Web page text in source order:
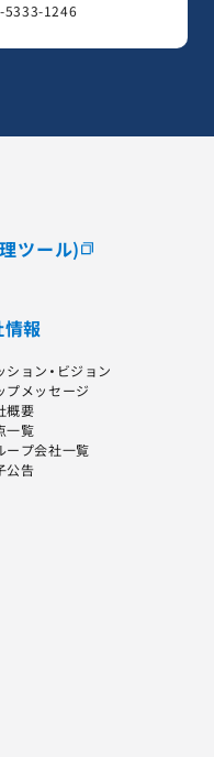
5333-1246
ツール)
報
ション・ビジョン
プメッセージ
概要
一覧
ープ会社一覧
公告